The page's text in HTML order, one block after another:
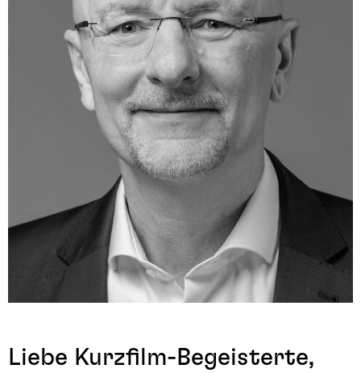
Liebe Kurzfilm-Begeisterte,